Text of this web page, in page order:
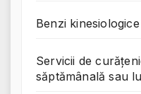
Benzi
Servicii de
săptămânală sau